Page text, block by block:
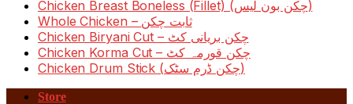
Chicken Breast Boneless (Fillet) (چکن بون لیس)
Whole Chicken – ثابت چکن
Chicken Biryani Cut – چکن بریانی کٹ
Chicken Korma Cut – چکن قورمہ کٹ
Chicken Drum Stick (چکن ڈرم سٹک)
Store